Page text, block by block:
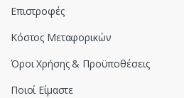
Επιστροφές
Κόστος Μεταφορικών
Όροι Χρήσης & Προϋποθέσεις
Ποιοί Είμαστε